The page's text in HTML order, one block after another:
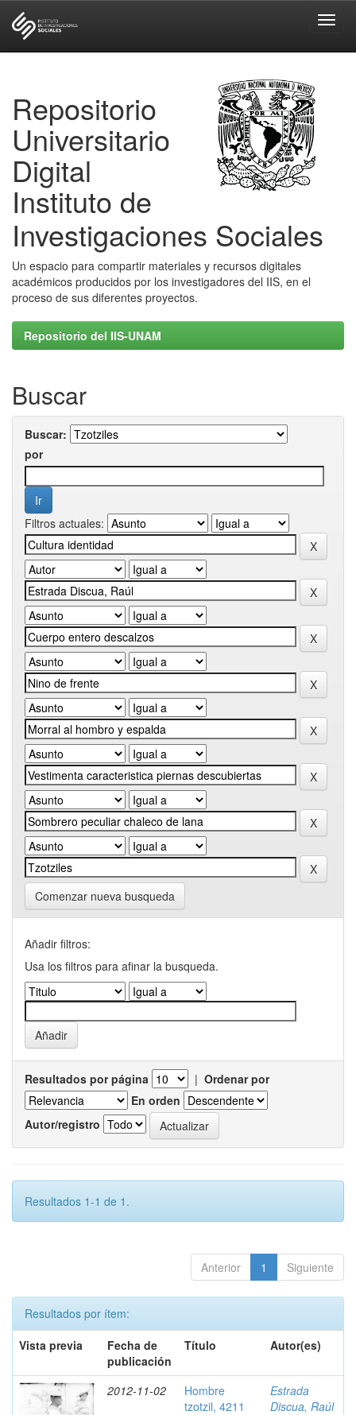
Repositorio
Universitario
Digital
Instituto de
Investigaciones Sociales
Un espacio para compartir materiales y recursos digitales
académicos producidos por los investigadores del IIS, en el
proceso de sus diferentes proyectos.
Repositorio del IIS-UNAM
Buscar
Buscar:
por
Filtros actuales:
Comenzar nueva busqueda
Añadir filtros:
Usa los filtros para afinar la busqueda.
Resultados por página | Ordenar por
En orden
Autor/registro
Resultados 1-1 de 1.
Anterior 1 Siguiente
Resultados por ítem:
Vista previa
Fecha de
publicación
Título Autor(es)
2012-11-02
Hombre
tzotzil, 4211
Estrada
Discua, Raúl